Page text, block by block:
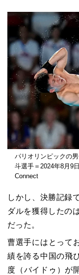
パリオリンピックの
斗選手＝2024年8月9
Connect
しかし、決勝記録
ダルを獲得したの
だった。
曹選手にはとって
績を誇る中国の飛
度（バイドゥ）が